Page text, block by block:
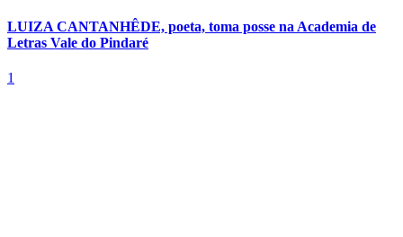
LUIZA CANTANHÊDE, poeta, toma posse na Academia de
Letras Vale do Pindaré
1